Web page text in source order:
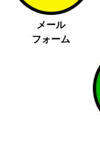
メール
フォーム